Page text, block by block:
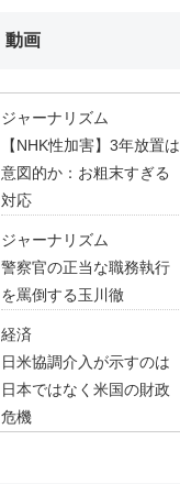
動画
ジャーナリズム
【NHK性加害】3年放置は
意図的か：お粗末すぎる
対応
ジャーナリズム
警察官の正当な職務執行
を罵倒する玉川徹
経済
日米協調介入が示すのは
日本ではなく米国の財政
危機